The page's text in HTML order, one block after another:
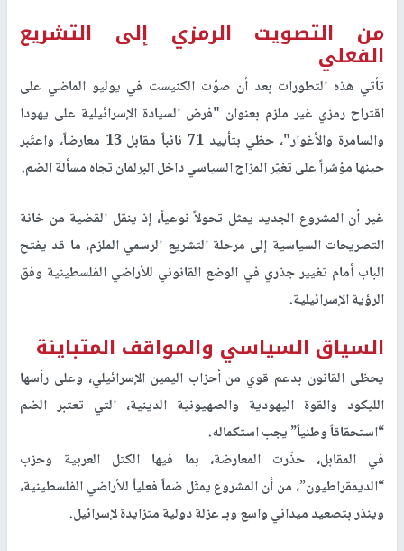
من التصويت الرمزي إلى التشريع
الفعلي
تأتي هذه التطورات بعد أن صوّت الكنيست في يوليو الماضي على
اقتراح رمزي غير ملزم بعنوان "فرض السيادة الإسرائيلية على يهودا
والسامرة والأغوار"، حظي بتأييد 71 نائباً مقابل 13 معارضاً، واعتُبر
حينها مؤشراً على تغيّر المزاج السياسي داخل البرلمان تجاه مسألة الضم.
غير أن المشروع الجديد يمثل تحولاً نوعياً، إذ ينقل القضية من خانة
التصريحات السياسية إلى مرحلة التشريع الرسمي الملزم، ما قد يفتح
الباب أمام تغيير جذري في الوضع القانوني للأراضي الفلسطينية وفق
الرؤية الإسرائيلية.
السياق السياسي والمواقف المتباينة
يحظى القانون بدعم قوي من أحزاب اليمين الإسرائيلي، وعلى رأسها
الليكود والقوة اليهودية والصهيونية الدينية، التي تعتبر الضم
“استحقاقاً وطنياً” يجب استكماله.
في المقابل، حذّرت المعارضة، بما فيها الكتل العربية وحزب
“الديمقراطيون”، من أن المشروع يمثّل ضماً فعلياً للأراضي الفلسطينية،
وينذر بتصعيد ميداني واسع وبـ عزلة دولية متزايدة لإسرائيل.